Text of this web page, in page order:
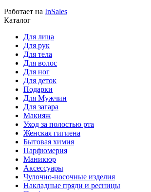
Работает на InSales
Каталог
Для лица
Для рук
Для тела
Для волос
Для ног
Для деток
Подарки
Для Мужчин
Для загара
Макияж
Уход за полостью рта
Женская гигиена
Бытовая химия
Парфюмерия
Маникюр
Аксессуары
Чулочно-носочные изделия
Накладные пряди и ресницы